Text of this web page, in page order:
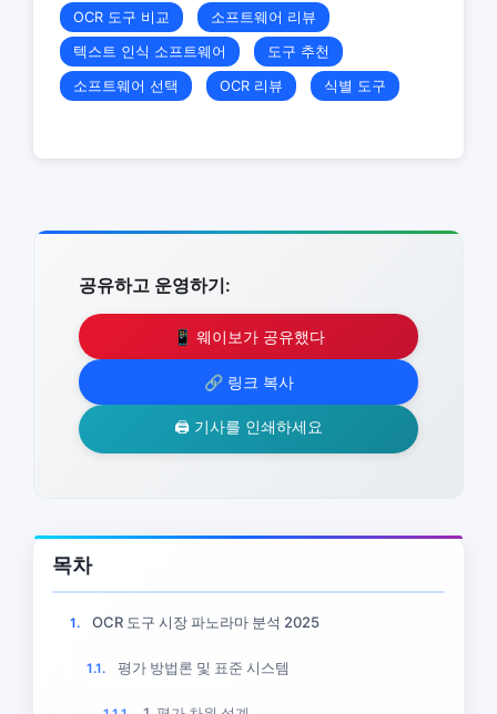
OCR 도구 비교 소프트웨어 리뷰
텍스트 인식 소프트웨어 도구 추천
소프트웨어 선택 OCR 리뷰 식별 도구
공유하고 운영하기:
📱 웨이보가 공유했다
🔗 링크 복사
🖨️ 기사를 인쇄하세요
목차
1. OCR 도구 시장 파노라마 분석 2025
1.1. 평가 방법론 및 표준 시스템